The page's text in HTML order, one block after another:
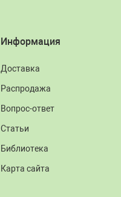
Информация
Доставка
Распродажа
Вопрос-ответ
Статьи
Библиотека
Карта сайта